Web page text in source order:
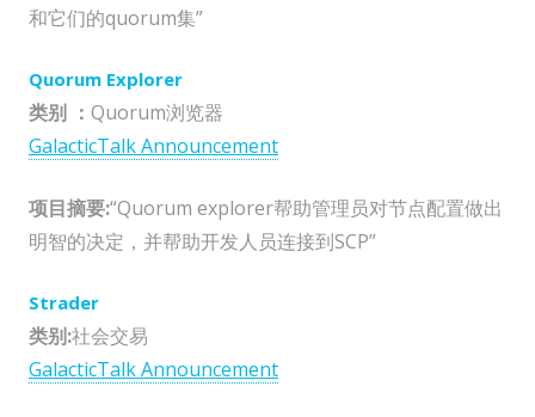
和它们的quorum集”
Quorum Explorer
类别 ： Quorum浏览器
GalacticTalk Announcement
项目摘要:“Quorum explorer帮助管理员对节点配置做出
明智的决定，并帮助开发人员连接到SCP”
Strader
类别:社会交易
GalacticTalk Announcement